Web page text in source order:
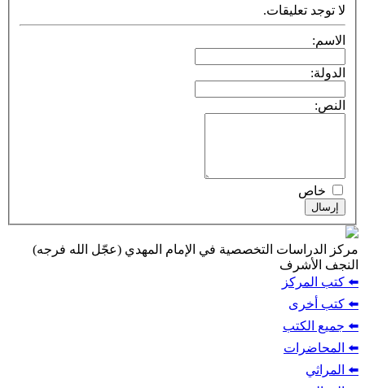
لا توجد تعليقات.
الاسم:
الدولة:
النص:
خاص
إرسال
مركز الدراسات التخصصية في الإمام المهدي (عجّل الله فرجه)
النجف الأشرف
⬅️ كتب المركز
⬅️ كتب أخرى
⬅️ جميع الكتب
⬅️ المحاضرات
⬅️ المراثي